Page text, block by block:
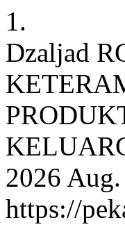
1.
Dzaljad
2026
https://